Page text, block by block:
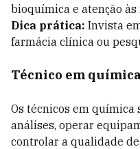
bioquímica e atenção
Dica prática: Invista
farmácia clínica ou
Técnico em química
Os técnicos em química
análises, operar
controlar a qualidade